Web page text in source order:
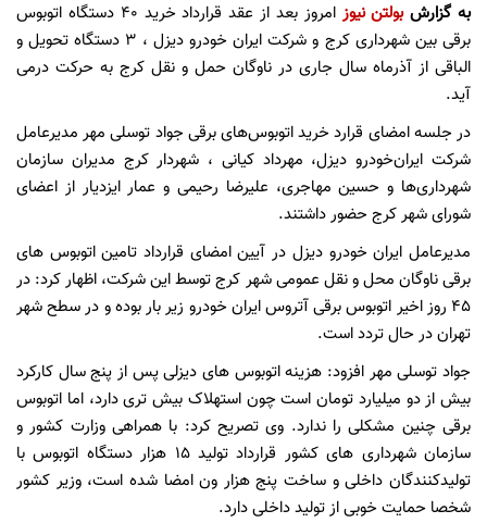
به گزارشبولتن نیوز
امروز بعد از عقد قرارداد خرید ۴۰ دستگاه اتوبوس
برقی بین شهرداری کرج و شرکت ایران خودرو دیزل ، ۳ دستگاه تحویل و
الباقی از آذرماه سال جاری در ناوگان حمل و نقل کرج به حرکت درمی
آید.
در جلسه امضای قرارد خرید اتوبوس‌های برقی جواد توسلی مهر مدیرعامل
شرکت ایران‌خودرو دیزل، مهرداد کیانی ، شهردار کرج مدیران سازمان
شهرداری‌ها و حسین مهاجری، علیرضا رحیمی و عمار ایزدیار از اعضای
شورای شهر کرج حضور داشتند.
مدیرعامل ایران خودرو دیزل در آیین امضای قرارداد تامین اتوبوس های
برقی ناوگان محل و نقل عمومی شهر کرج توسط این شرکت، اظهار کرد: در
۴۵ روز اخیر اتوبوس برقی آتروس ایران خودرو زیر بار بوده و در سطح شهر
تهران در حال تردد است‌.
جواد توسلی مهر افزود: هزینه اتوبوس های دیزلی پس از پنج سال کارکرد
بیش از دو میلیارد تومان است چون استهلاک بیش تری دارد، اما اتوبوس
برقی چنین مشکلی را ندارد. وی تصریح کرد: با همراهی وزارت کشور و
سازمان شهرداری های کشور قرارداد تولید ۱۵ هزار دستگاه اتوبوس با
تولیدکنندگان داخلی و ساخت پنج هزار ون امضا شده است، وزیر کشور
شخصا حمایت خوبی از تولید داخلی دارد.